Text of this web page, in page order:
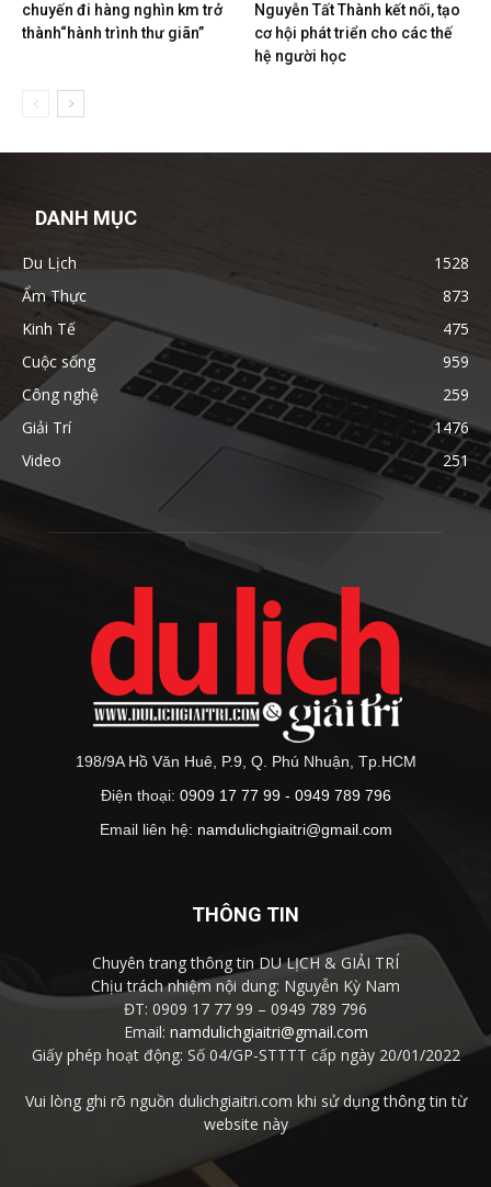
chuyến đi hàng nghìn km trở
thành“hành trình thư giãn”
Nguyễn Tất Thành kết nối, tạo
cơ hội phát triển cho các thế
hệ người học
DANH MỤC
Du Lịch
1528
Ẩm Thực
873
Kinh Tế
475
Cuộc sống
959
Công nghệ
259
Giải Trí
1476
Video
251
198/9A Hồ Văn Huê, P.9, Q. Phú Nhuận, Tp.HCM
Điện thoại: 0909 17 77 99 - 0949 789 796
Email liên hệ: namdulichgiaitri@gmail.com
THÔNG TIN
Chuyên trang thông tin DU LỊCH & GIẢI TRÍ
Chịu trách nhiệm nội dung: Nguyễn Kỳ Nam
ĐT: 0909 17 77 99 – 0949 789 796
Email: namdulichgiaitri@gmail.com
Giấy phép hoạt động: Số 04/GP-STTTT cấp ngày 20/01/2022
Vui lòng ghi rõ nguồn dulichgiaitri.com khi sử dụng thông tin từ
website này